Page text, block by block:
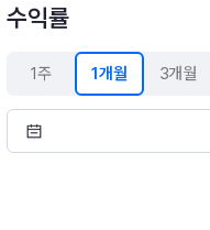
수익률
1주 1개월 3개월